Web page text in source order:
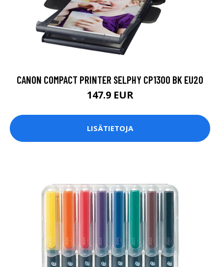
CANON COMPACT PRINTER SELPHY CP1300 BK EU20
147.9 EUR
LISÄTIETOJA